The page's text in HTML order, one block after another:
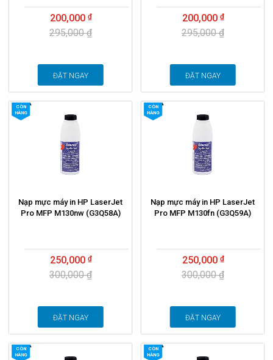
200,000
295,000 ₫
ĐẶT NGAY
200,000
295,000 ₫
ĐẶT NGAY
CÒN
HÀNG
Nạp mực máy in HP LaserJet
Pro MFP M130nw (G3Q58A)
250,000
300,000 ₫
ĐẶT NGAY
CÒN
HÀNG
Nạp mực máy in HP LaserJet
Pro MFP M130fn (G3Q59A)
250,000
300,000 ₫
ĐẶT NGAY
CÒN
HÀNG
CÒN
HÀNG